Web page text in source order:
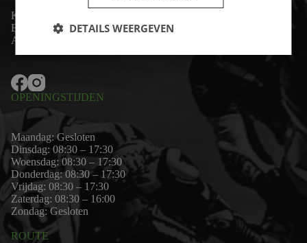
K.v.K: 80530338
B.T.W-nummer: NL861703947B01
Algemene voorwaarden
OPENINGSTIJDEN
Maandag: Gesloten
Dinsdag: 08:30 – 17:30
Woensdag: 08:30 – 17:30
Donderdag: 08:30 – 17:30
Vrijdag: 08:30 – 17:30
Zaterdag: 08:30 – 16:00
Zondag: Gesloten
ROUTE
DETAILS WEERGEVEN